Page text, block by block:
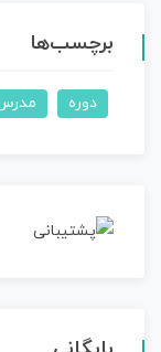
برچسب‌ها
دوره مدرس